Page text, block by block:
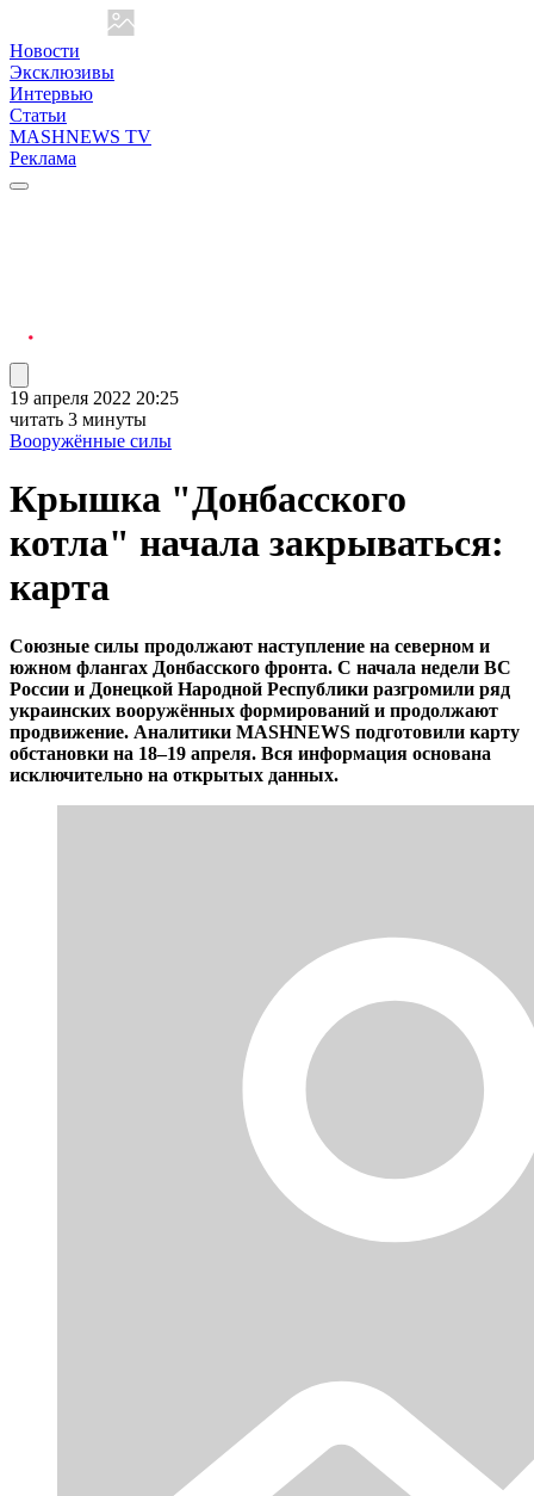
Новости
Эксклюзивы
Интервью
Статьи
MASHNEWS TV
Реклама
19 апреля 2022 20:25
читать 3 минуты
Вооружённые силы
Крышка "Донбасского
котла" начала закрываться:
карта
Союзные силы продолжают наступление на северном и
южном флангах Донбасского фронта. С начала недели ВС
России и Донецкой Народной Республики разгромили ряд
украинских вооружённых формирований и продолжают
продвижение. Аналитики MASHNEWS подготовили карту
обстановки на 18–19 апреля. Вся информация основана
исключительно на открытых данных.